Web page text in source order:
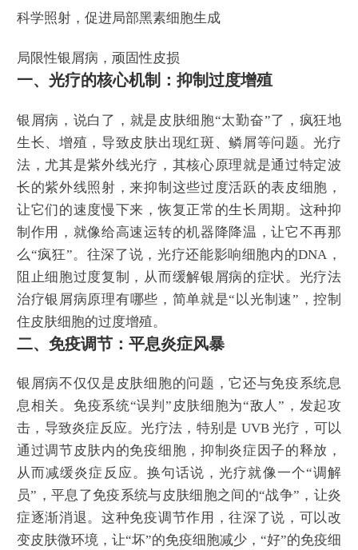
科学照射，促进局部黑素细胞生成
局限性银屑病，顽固性皮损
一、光疗的核心机制：抑制过度增殖
银屑病，说白了，就是皮肤细胞“太勤奋”了，疯狂地
生长、增殖，导致皮肤出现红斑、鳞屑等问题。光疗
法，尤其是紫外线光疗，其核心原理就是通过特定波
长的紫外线照射，来抑制这些过度活跃的表皮细胞，
让它们的速度慢下来，恢复正常的生长周期。这种抑
制作用，就像给高速运转的机器降降温，让它不再那
么“疯狂”。往深了说，光疗还能影响细胞内的DNA，
阻止细胞过度复制，从而缓解银屑病的症状。光疗法
治疗银屑病原理有哪些，简单就是“以光制速”，控制
住皮肤细胞的过度增殖。
二、免疫调节：平息炎症风暴
银屑病不仅仅是皮肤细胞的问题，它还与免疫系统息
息相关。免疫系统“误判”皮肤细胞为“敌人”，发起攻
击，导致炎症反应。光疗法，特别是 UVB 光疗，可以
通过调节皮肤内的免疫细胞，抑制炎症因子的释放，
从而减缓炎症反应。换句话说，光疗就像一个“调解
员”，平息了免疫系统与皮肤细胞之间的“战争”，让炎
症逐渐消退。这种免疫调节作用，往深了说，可以改
变皮肤微环境，让“坏”的免疫细胞减少，“好”的免疫细